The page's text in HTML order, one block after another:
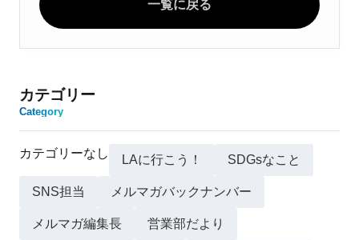
一覧に戻る
カテゴリー
Category
カテゴリーなし LAに行こう！ SDGsなこと
SNS担当 メルマガバックナンバー
メルマガ編集長 営業部だより